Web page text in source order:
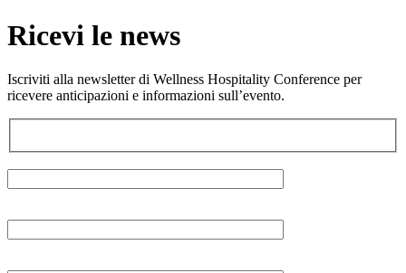
Ricevi le news
Iscriviti alla newsletter di Wellness Hospitality Conference per
ricevere anticipazioni e informazioni sull’evento.